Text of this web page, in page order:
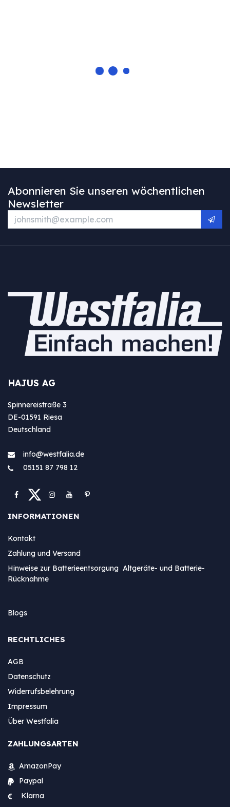
Abonnieren Sie unseren wöchentlichen
Newsletter
HAJUS AG
Spinnereistraße 3
DE-01591 Riesa
Deutschland
info@westfa​lia.de
05151 87 798 12
INFORMATIONEN
Kontakt
Zahlung und Versand
Hinweise zur Batterieentsorgung Altgeräte- und Batterie-
Rücknahme
Blogs
RECHTLICHES
AGB
Datenschutz
Widerrufsbelehrung
Impressum
Über Westfalia
ZAHLUNGSARTEN
AmazonPay
Paypal
Klarna